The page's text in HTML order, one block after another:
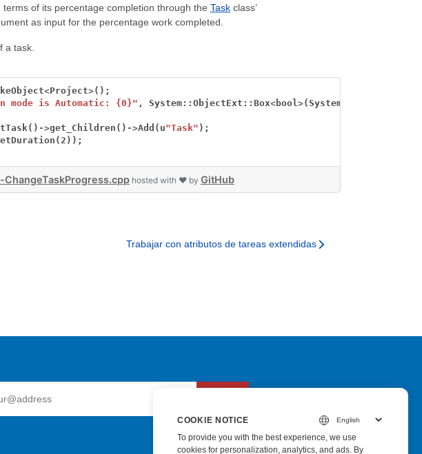
of its percentage completion through the Task class’
as input for the percentage work completed.
a task.
<Project>();
mode is Automatic: {0}" , System::ObjectExt::Box<bool>
->get_Children() ->Add(u"Task" );
hosted with ❤ by GitHub
Trabajar con atributos de tareas extendidas
COOKIE NOTICE
To provide you with the best experience, we use
cookies for personalization, analytics, and ads. By